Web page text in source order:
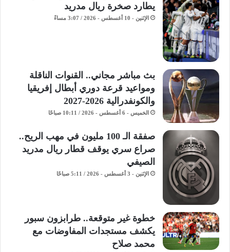
يطارد صخرة ريال مدريد
الإثنين - 10 أغسطس - 2026 / 3:07 مساءً
بث مباشر مجاني.. القنوات الناقلة
ومواعيد قرعة دوري أبطال إفريقيا
والكونفدرالية 2026-2027
الخميس - 6 أغسطس - 2026 / 10:11 صباحًا
صفقة الـ 100 مليون في مهب الريح..
صراع سري يوقف قطار ريال مدريد
الصيفي
الإثنين - 3 أغسطس - 2026 / 5:11 صباحًا
خطوة غير متوقعة.. طرابزون سبور
يكشف مستجدات المفاوضات مع
محمد صلاح